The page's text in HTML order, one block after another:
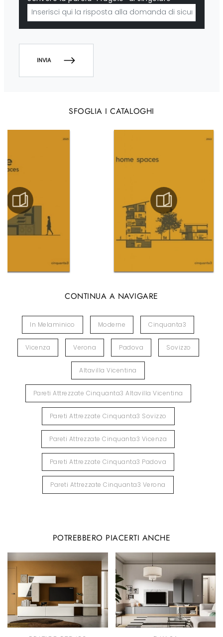
SFOGLIA I CATALOGHI
CONTINUA A NAVIGARE
In Melaminico Moderne Cinquanta3
Vicenza Verona Padova Sovizzo
Altavilla Vicentina
Pareti Attrezzate Cinquanta3 Altavilla Vicentina
Pareti Attrezzate Cinquanta3 Sovizzo
Pareti Attrezzate Cinquanta3 Vicenza
Pareti Attrezzate Cinquanta3 Padova
Pareti Attrezzate Cinquanta3 Verona
INVIA
POTREBBERO PIACERTI ANCHE